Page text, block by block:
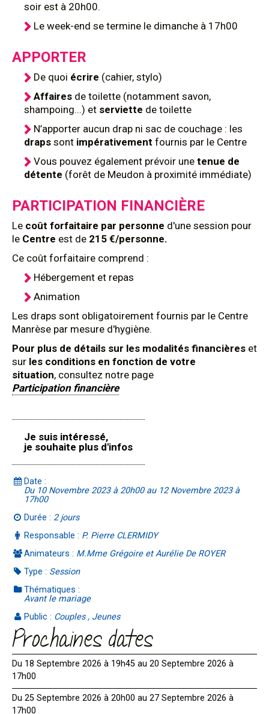
soir est à 20h00.
Le week-end se termine le dimanche à 17h00
APPORTER
De quoi écrire (cahier, stylo)
Affaires de toilette (notamment savon,
shampoing...) et serviette de toilette
N’apporter aucun drap ni sac de couchage : les
draps sont impérativement fournis par le Centre
Vous pouvez également prévoir une tenue de
détente (forêt de Meudon à proximité immédiate)
PARTICIPATION FINANCIÈRE
Le coût forfaitaire par personne d'une session pour
le Centre est de 215 €/personne.
Ce coût forfaitaire comprend :
Hébergement et repas
Animation
Les draps sont obligatoirement fournis par le Centre
Manrèse par mesure d'hygiène.
Pour plus de détails sur les modalités financières et
sur les conditions en fonction de votre
situation, consultez notre page
Participation financière
Je suis intéressé,
je souhaite plus d'infos
Date :
Du 10 Novembre 2023 à 20h00 au 12 Novembre 2023 à
17h00
Durée : 2 jours
Responsable : P. Pierre CLERMIDY
Animateurs : M.Mme Grégoire et Aurélie De ROYER
Type : Session
Thématiques :
Avant le mariage
Public : Couples , Jeunes
Prochaines dates
Du 18 Septembre 2026 à 19h45 au 20 Septembre 2026 à
17h00
Du 25 Septembre 2026 à 20h00 au 27 Septembre 2026 à
17h00